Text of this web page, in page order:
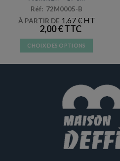
Réf: 72M0005-B
À PARTIR DE 1,67€
2,00€
CHOIX DES OPTIONS
plusieurs
variations.
Les
options
peuvent
être
choisies